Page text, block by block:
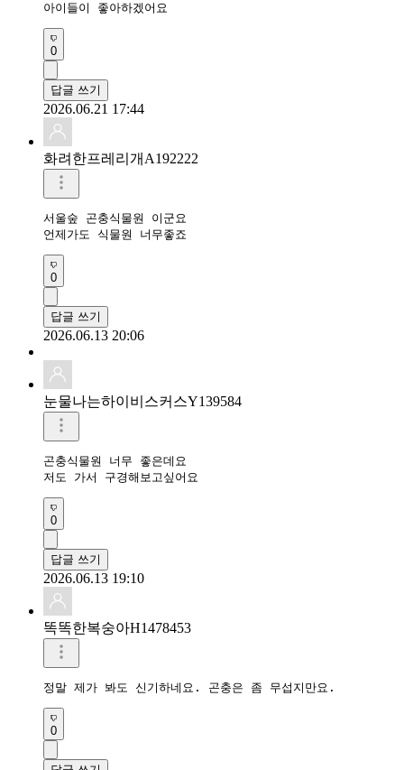
아이들이 좋아하겠어요
0
답글 쓰기
2026.06.21 17:44
화려한프레리개A192222
서울숲 곤충식물원 이군요
언제가도 식물원 너무좋죠
0
답글 쓰기
2026.06.13 20:06
눈물나는하이비스커스Y139584
곤충식물원 너무 좋은데요
저도 가서 구경해보고싶어요
0
답글 쓰기
2026.06.13 19:10
똑똑한복숭아H1478453
정말 제가 봐도 신기하네요. 곤충은 좀 무섭지만요.
0